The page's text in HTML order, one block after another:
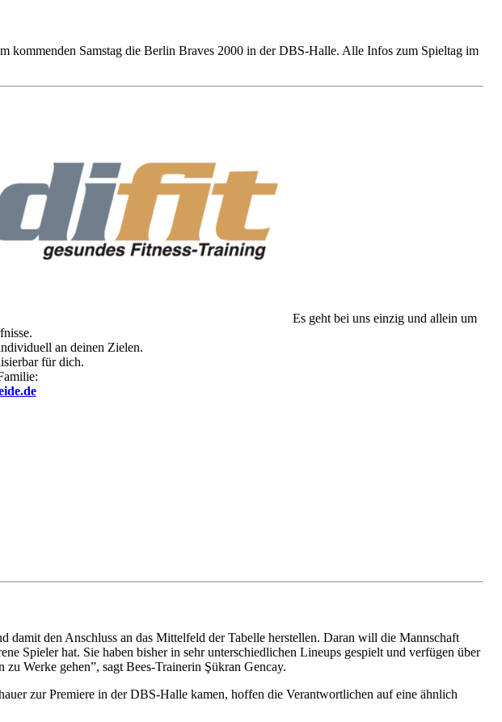
kommenden Samstag die Berlin Braves 2000 in der DBS-Halle. Alle Infos zum Spieltag im
Es geht bei uns einzig und allein um
an deinen Zielen.
für dich.
damit den Anschluss an das Mittelfeld der Tabelle herstellen. Daran will die Mannschaft
Spieler hat. Sie haben bisher in sehr unterschiedlichen Lineups gespielt und verfügen über
Werke gehen”, sagt Bees-Trainerin Şükran Gencay.
zur Premiere in der DBS-Halle kamen, hoffen die Verantwortlichen auf eine ähnlich